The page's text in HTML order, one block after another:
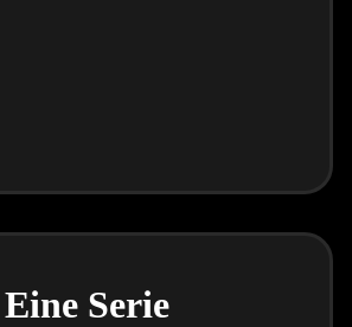
Eine Serie